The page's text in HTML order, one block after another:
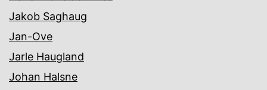
Jakob Saghaug
Jan-Ove
Jarle Haugland
Johan Halsne